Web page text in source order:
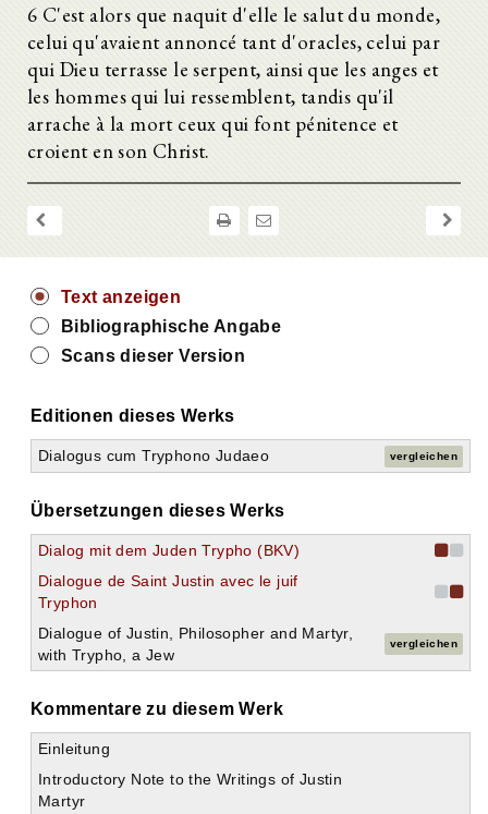
6 C'est alors que naquit d'elle le salut du monde,
celui qu'avaient annoncé tant d'oracles, celui par
qui Dieu terrasse le serpent, ainsi que les anges et
les hommes qui lui ressemblent, tandis qu'il
arrache à la mort ceux qui font pénitence et
croient en son Christ.
Text anzeigen
Bibliographische Angabe
Scans dieser Version
Editionen dieses Werks
Dialogus cum Tryphono Judaeo vergleichen
Übersetzungen dieses Werks
Dialog mit dem Juden Trypho (BKV)
Dialogue de Saint Justin avec le juif
Tryphon
Dialogue of Justin, Philosopher and Martyr,
with Trypho, a Jew
vergleichen
Kommentare zu diesem Werk
Einleitung
Introductory Note to the Writings of Justin
Martyr
47.
48.
49.
51.
52.
53.
58.
60.
61.
65.
67.
68.
70.
72.
73.
74.
75.
76.
77.
79.
80.
82.
83.